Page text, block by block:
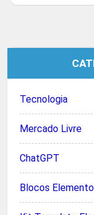
original
Tecnologia
Mercado Livre
ChatGPT
Blocos